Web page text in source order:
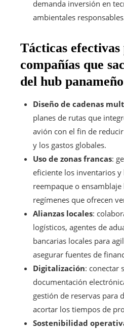
demanda inversión en
ambientales
Tácticas
compañías que
del hub panameño
Diseño de cadenas
planes de rutas que
avión con el fin de
y los gastos globales.
Uso de zonas francas:
eficiente los inventarios y
reempaque o
regímenes que ofrecen
Alianzas locales:
logísticos, agentes de
bancarias locales para
asegurar fuentes de
Digitalización: conectar
documentación
gestión de reservas para
acortar los tiempos de
Sostenibilidad